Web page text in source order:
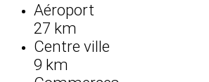
Aéroport
27 km
Centre ville
9 km